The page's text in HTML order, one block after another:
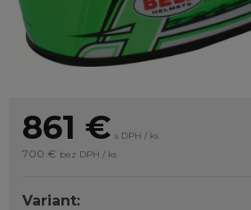
861 € s DPH / ks
700 € bez DPH / ks
Variant: